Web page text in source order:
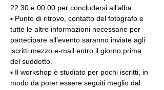
22.30 e 00.00 per concludersi all'alba
▪️ Punto di ritrovo, contatto del fotografo e
tutte le altre informazioni necessarie per
partecipare all'evento saranno inviate agli
iscritti mezzo e-mail entro il giorno prima
del suddetto.
▪️ Il workshop è studiato per pochi iscritti, in
modo da poter essere seguiti meglio dal